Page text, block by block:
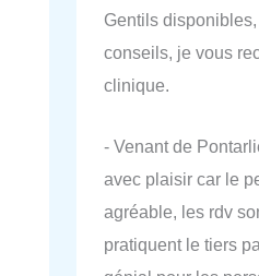
Gentils
conseils, je vous
clinique.
- Venant de
avec plaisir car le
agréable, les rdv
pratiquent le tiers